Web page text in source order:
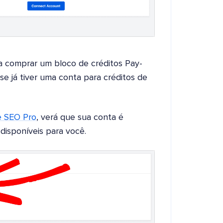
comprar um bloco de créditos Pay-
já tiver uma conta para créditos de
Pro, verá que sua conta é
para você.